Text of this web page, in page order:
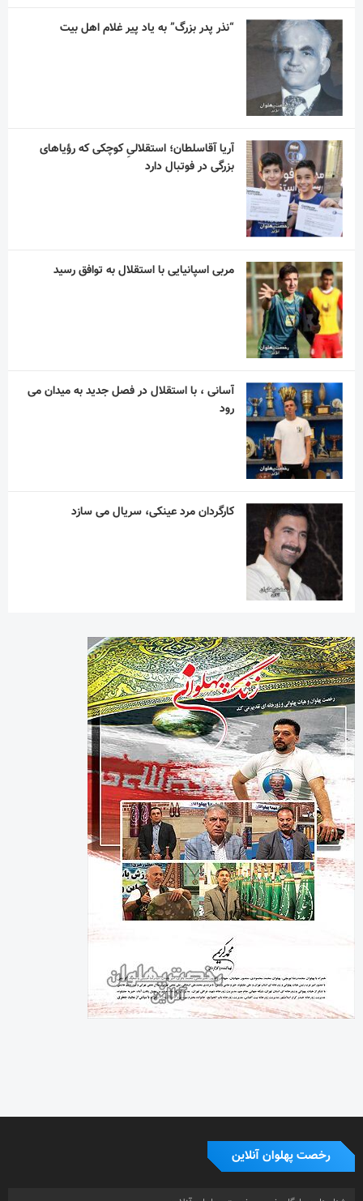
“نذر پدر بزرگ” به یاد پیر غلام اهل بیت
آریا آقاسلطان؛ استقلالیِ کوچکی که رؤیاهای
بزرگی در فوتبال دارد
مربی اسپانیایی با استقلال به توافق رسید
آسانی ، با استقلال در فصل جدید به میدان می
رود
کارگردان مرد عینکی، سریال می سازد
رخصت پهلوان آنلاین